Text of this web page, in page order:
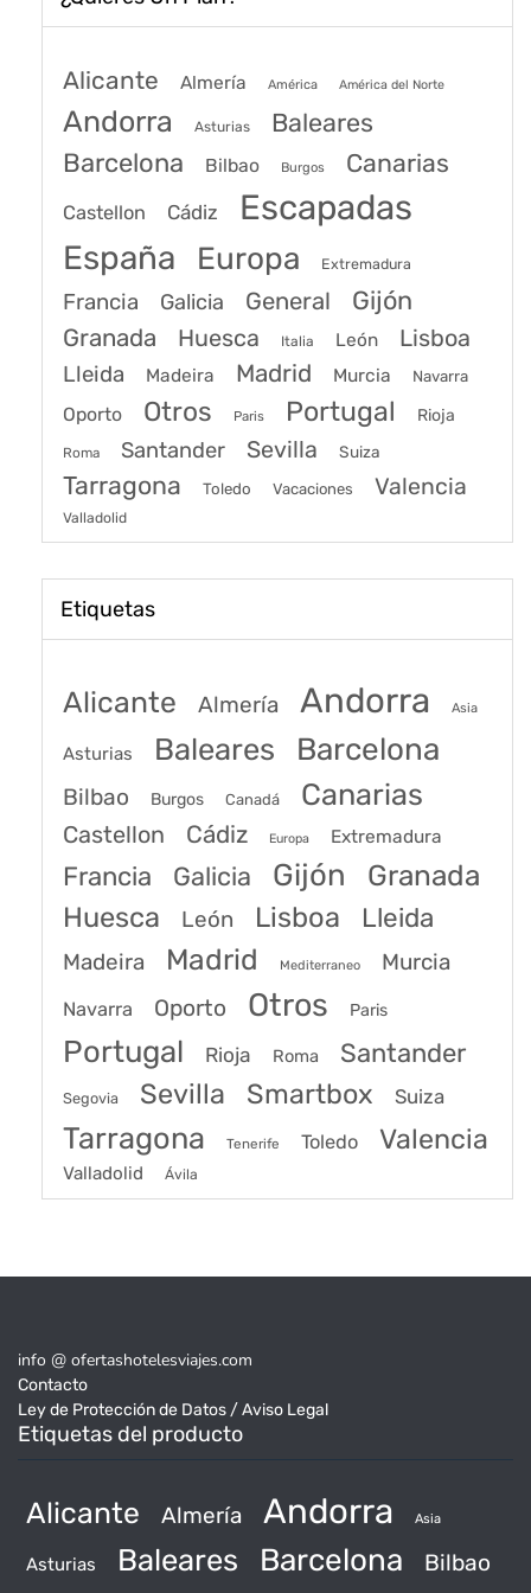
Alicante Almería América América del Norte
Andorra Asturias Baleares
Barcelona Bilbao Burgos Canarias
Castellon Cádiz Escapadas
España Europa Extremadura
Francia Galicia General Gijón
Granada Huesca Italia León Lisboa
Lleida Madeira Madrid Murcia Navarra
Oporto Otros Paris Portugal Rioja
Roma Santander Sevilla Suiza
Tarragona Toledo Vacaciones Valencia
Valladolid
Etiquetas
Alicante Almería Andorra Asia
Asturias Baleares Barcelona
Bilbao Burgos Canadá Canarias
Castellon Cádiz Europa Extremadura
Francia Galicia Gijón Granada
Huesca León Lisboa Lleida
Madeira Madrid Mediterraneo Murcia
Navarra Oporto Otros Paris
Portugal Rioja Roma Santander
Segovia Sevilla Smartbox Suiza
Tarragona Tenerife Toledo Valencia
Valladolid Ávila
info @ ofertashotelesviajes.com
Contacto
Ley de Protección de Datos / Aviso Legal
Etiquetas del producto
Alicante Almería Andorra Asia
Asturias Baleares Barcelona Bilbao